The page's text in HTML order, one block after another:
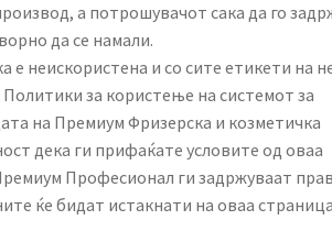
а потрошувачот сака да го
да се намали.
е неискористена и со сите етикети на
за користење на системот за
на Премиум Фризерска и козметичка
дека ги прифаќате условите од оваа
Професионал ги задржуваат
ќе бидат истакнати на оваа